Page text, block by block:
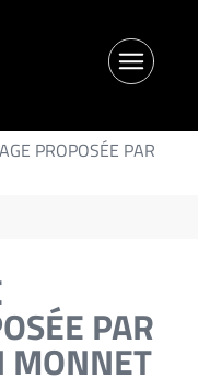
PROPOSÉE PAR
PAR
MONNET